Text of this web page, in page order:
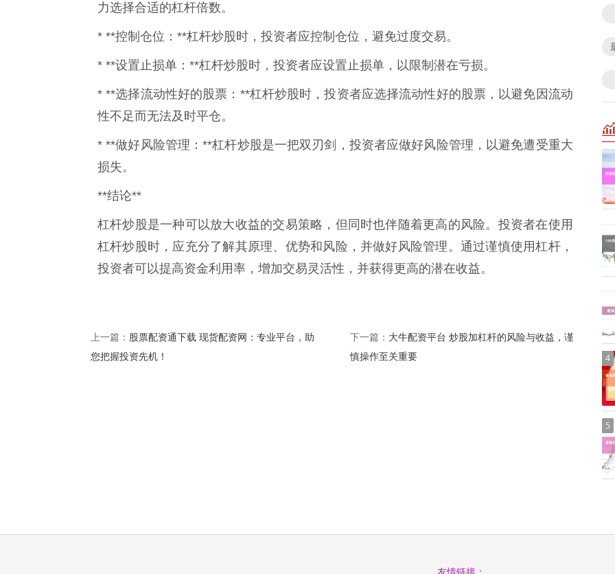
力选择合适的杠杆倍数。
* **控制仓位：**杠杆炒股时，投资者应控制仓位，避免过度交易。
* **设置止损单：**杠杆炒股时，投资者应设置止损单，以限制潜在亏损。
* **选择流动性好的股票：**杠杆炒股时，投资者应选择流动性好的股票，以避免因流动
性不足而无法及时平仓。
* **做好风险管理：**杠杆炒股是一把双刃剑，投资者应做好风险管理，以避免遭受重大
损失。
**结论**
杠杆炒股是一种可以放大收益的交易策略，但同时也伴随着更高的风险。投资者在使用
杠杆炒股时，应充分了解其原理、优势和风险，并做好风险管理。通过谨慎使用杠杆，
投资者可以提高资金利用率，增加交易灵活性，并获得更高的潜在收益。
上一篇： 股票配资通下载 现货配资网：专业平台，助
您把握投资先机！
下一篇： 大牛配资平台 炒股加杠杆的风险与收益，谨
慎操作至关重要
4
5
友情链接：